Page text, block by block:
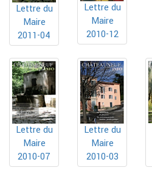
Lettre du
Maire
2011-04
Lettre du
Maire
2010-12
Lettre du
Maire
2010-07
Lettre du
Maire
2010-03